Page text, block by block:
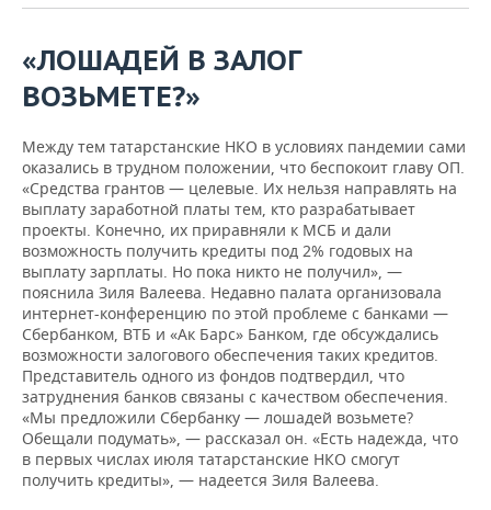
«ЛОШАДЕЙ В ЗАЛОГ
ВОЗЬМЕТЕ?»
Между тем татарстанские НКО в условиях пандемии сами
оказались в трудном положении, что беспокоит главу ОП.
«Средства грантов — целевые. Их нельзя направлять на
выплату заработной платы тем, кто разрабатывает
проекты. Конечно, их приравняли к МСБ и дали
возможность получить кредиты под 2% годовых на
выплату зарплаты. Но пока никто не получил», —
пояснила Зиля Валеева. Недавно палата организовала
интернет-конференцию по этой проблеме с банками —
Сбербанком, ВТБ и «Ак Барс» Банком, где обсуждались
возможности залогового обеспечения таких кредитов.
Представитель одного из фондов подтвердил, что
затруднения банков связаны с качеством обеспечения.
«Мы предложили Сбербанку — лошадей возьмете?
Обещали подумать», — рассказал он. «Есть надежда, что
в первых числах июля татарстанские НКО смогут
получить кредиты», — надеется Зиля Валеева.